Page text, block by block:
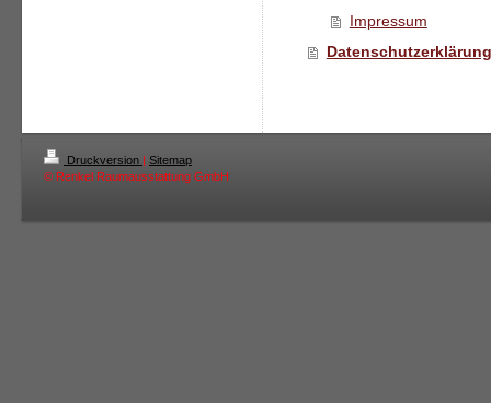
Impressum
Datenschutzerklärung
Druckversion | Sitemap
© Renkel Raumausstattung GmbH